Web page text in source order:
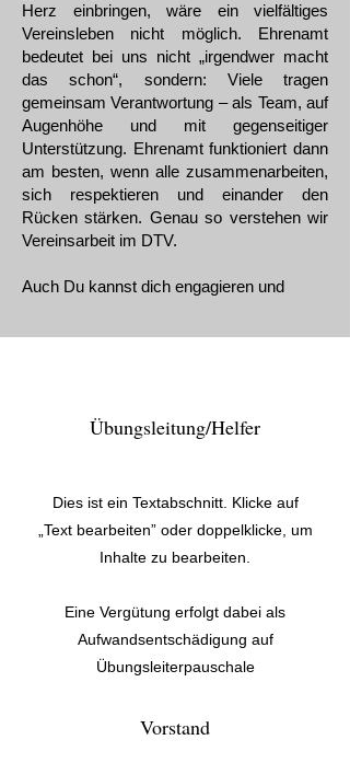
Herz einbringen, wäre ein vielfältiges
Vereinsleben nicht möglich. Ehrenamt
bedeutet bei uns nicht „irgendwer macht
das schon“, sondern: Viele tragen
gemeinsam Verantwortung – als Team, auf
Augenhöhe und mit gegenseitiger
Unterstützung. Ehrenamt funktioniert dann
am besten, wenn alle zusammenarbeiten,
sich respektieren und einander den
Rücken stärken. Genau so verstehen wir
Vereinsarbeit im DTV.
Auch Du kannst dich engagieren und
Übungsleitung/Helfer
Dies ist ein Textabschnitt. Klicke auf
„Text bearbeiten” oder doppelklicke, um
Inhalte zu bearbeiten.
Eine Vergütung erfolgt dabei als
Aufwandsentschädigung auf
Übungsleiterpauschale
Vorstand